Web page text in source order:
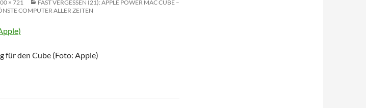
× 721
FAST VERGESSEN (21): APPLE POWER MAC CUBE –
COMPUTER ALLER ZEITEN
für den Cube (Foto: Apple)